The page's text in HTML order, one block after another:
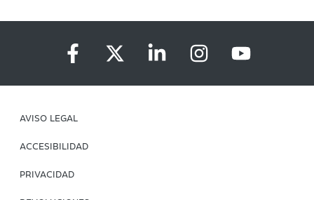
AVISO LEGAL
ACCESIBILIDAD
PRIVACIDAD